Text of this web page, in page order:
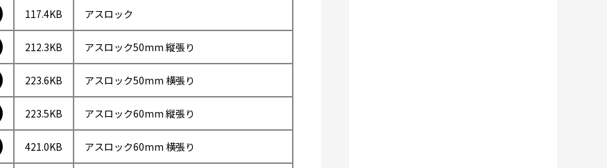
117.4KB アスロック
212.3KB アスロック50mm 縦張り
223.6KB アスロック50mm 横張り
223.5KB アスロック60mm 縦張り
421.0KB アスロック60mm 横張り